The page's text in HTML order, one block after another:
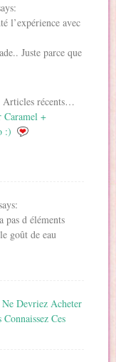
l’expérience avec
Juste parce que
Articles récents…
Caramel +
:)
pas d éléments
goût de eau
Devriez Acheter
Ces